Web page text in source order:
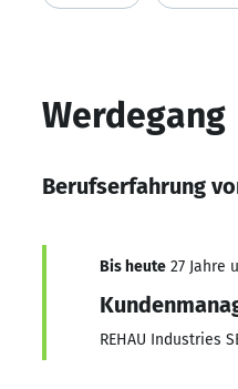
Werdegang
Berufserfahrung
Bis heute 27 Jahre
REHAU Industries